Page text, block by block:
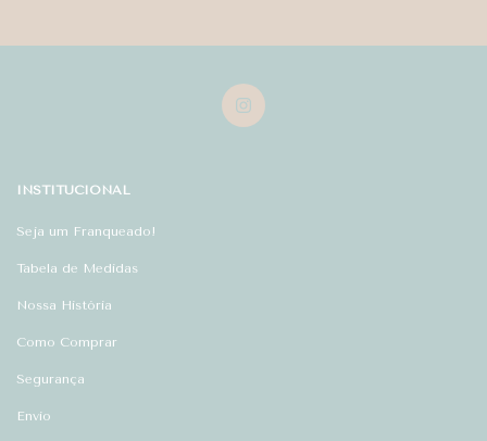
INSTITUCIONAL
Seja um Franqueado!
Tabela de Medidas
Nossa História
Como Comprar
Segurança
Envio